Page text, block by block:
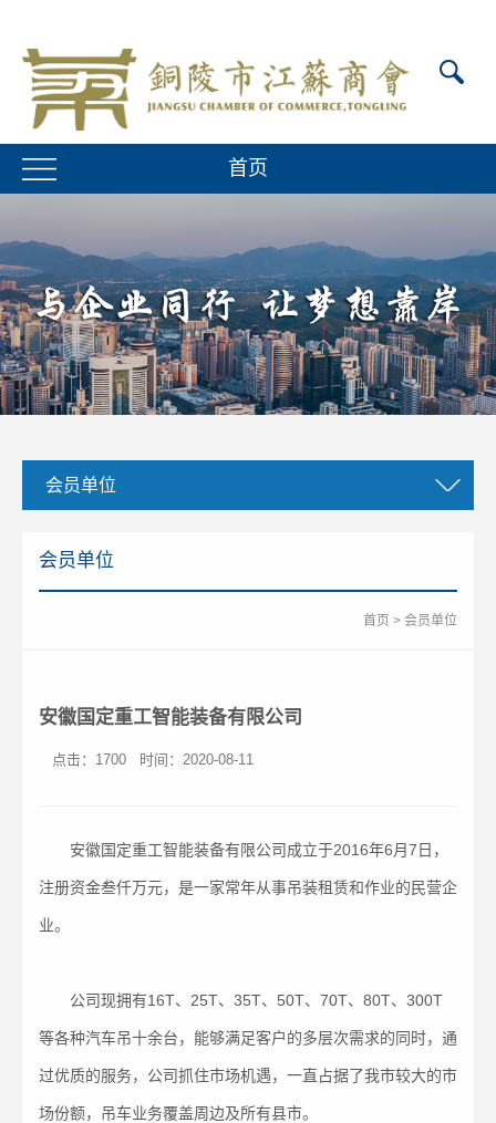
首页
会员单位
会员单位
首页 > 会员单位
安徽国定重工智能装备有限公司
点击：1700 时间：2020-08-11
安徽国定重工智能装备有限公司成立于2016年6月7日，
注册资金叁仟万元，是一家常年从事吊装租赁和作业的民营企
业。
公司现拥有16T、25T、35T、50T、70T、80T、300T
等各种汽车吊十余台，能够满足客户的多层次需求的同时，通
过优质的服务，公司抓住市场机遇，一直占据了我市较大的市
场份额，吊车业务覆盖周边及所有县市。